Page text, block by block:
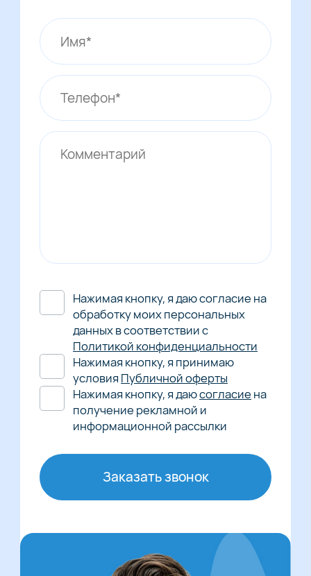
Нажимая кнопку, я даю согласие на
обработку моих персональных
данных в соответствии с
Политикой конфиденциальности
Нажимая кнопку, я принимаю
условия Публичной оферты
Нажимая кнопку, я даюсогласие на
получение рекламной и
информационной рассылки
Заказать звонок